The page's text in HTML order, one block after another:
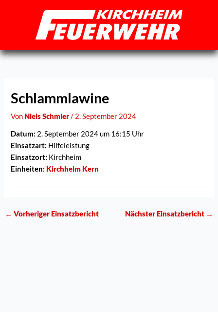
Schlammlawine
VonNiels Schmier/ 2. September 2024
Datum: 2. September 2024 um 16:15 Uhr
Einsatzart: Hilfeleistung
Einsatzort: Kirchheim
Einheiten: Kirchheim Kern
← Vorheriger Einsatzbericht Nächster Einsatzbericht →